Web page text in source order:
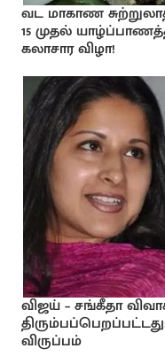
வட மாகாண
15 முதல்
கலாசார விழா!
விஜய் – சங்கீதா
விருப்பம்